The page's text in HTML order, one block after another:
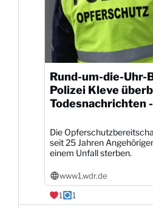
Rund-um-die-
Polizei Kleve
Todesnachrichten
Die
seit 25 Jahren
einem Unfall sterben.
www1.wdr.de
1
1